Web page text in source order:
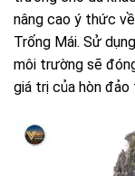
nâng cao ý thức
Trống Mái. Sử
môi trường sẽ
giá trị của hòn